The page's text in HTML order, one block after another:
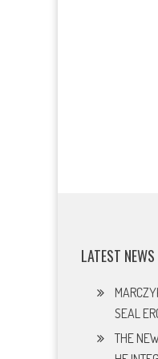
LATEST NEWS
SEAL
THE